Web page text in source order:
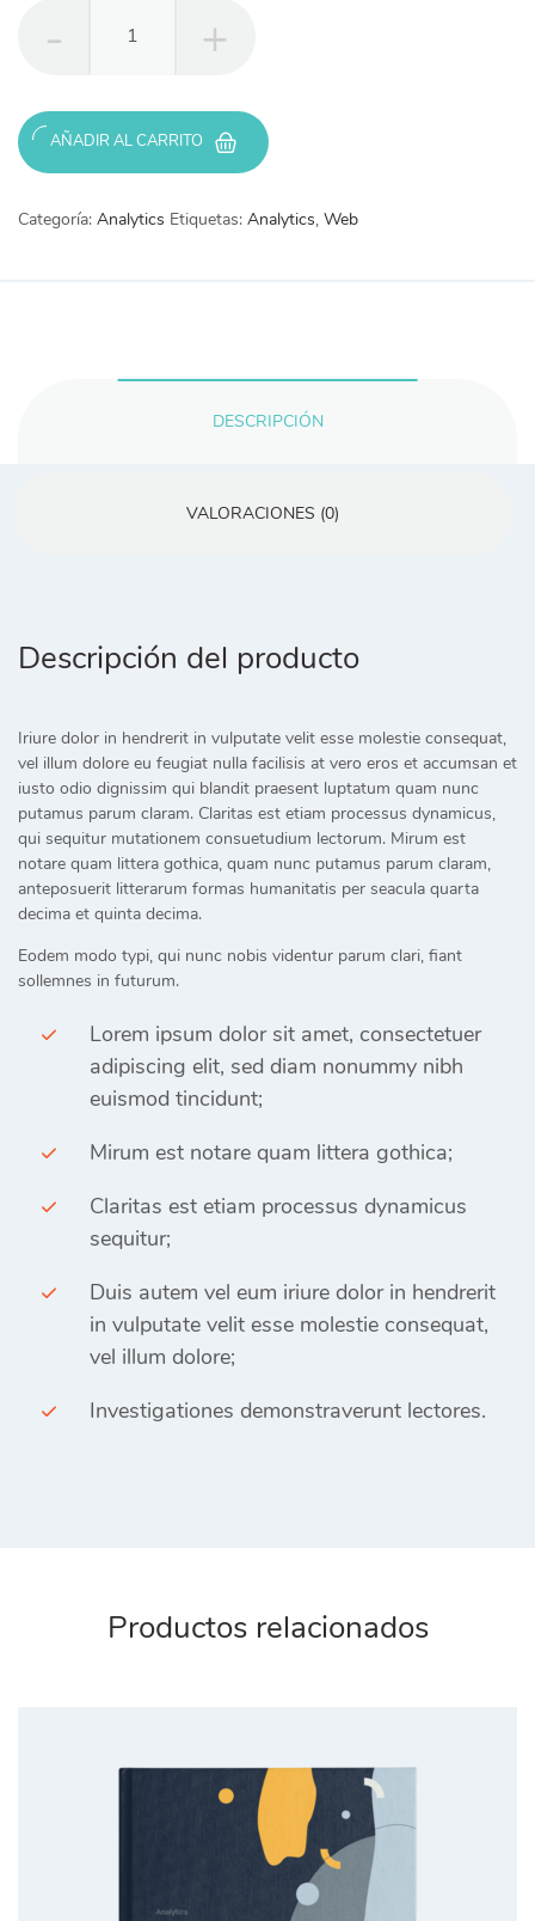
Analytics
AÑADIR AL CARRITO
Categoría: Analytics Etiquetas: Analytics, Web
DESCRIPCIÓN
VALORACIONES (0)
Descripción del producto
Iriure dolor in hendrerit in vulputate velit esse molestie consequat,
vel illum dolore eu feugiat nulla facilisis at vero eros et accumsan et
iusto odio dignissim qui blandit praesent luptatum quam nunc
putamus parum claram. Claritas est etiam processus dynamicus,
qui sequitur mutationem consuetudium lectorum. Mirum est
notare quam littera gothica, quam nunc putamus parum claram,
anteposuerit litterarum formas humanitatis per seacula quarta
decima et quinta decima.
Eodem modo typi, qui nunc nobis videntur parum clari, fiant
sollemnes in futurum.
Lorem ipsum dolor sit amet, consectetuer
adipiscing elit, sed diam nonummy nibh
euismod tincidunt;
Mirum est notare quam littera gothica;
Claritas est etiam processus dynamicus
sequitur;
Duis autem vel eum iriure dolor in hendrerit
in vulputate velit esse molestie consequat,
vel illum dolore;
Investigationes demonstraverunt lectores.
Productos relacionados